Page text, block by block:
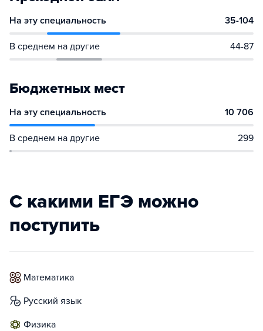
На эту специальность 35-104
В среднем на другие 44-87
Бюджетных мест
На эту специальность 10 706
В среднем на другие 299
С какими ЕГЭ можно
поступить
математика
русский язык
физика